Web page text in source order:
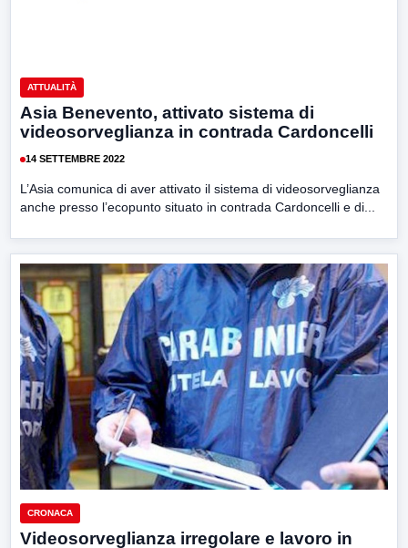
ATTUALITÀ
Asia Benevento, attivato sistema di
videosorveglianza in contrada Cardoncelli
14 SETTEMBRE 2022
L’Asia comunica di aver attivato il sistema di videosorveglianza
anche presso l’ecopunto situato in contrada Cardoncelli e di...
CRONACA
Videosorveglianza irregolare e lavoro in